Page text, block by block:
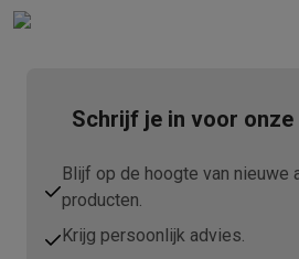
Schrijf je in voor
Blijf op de hoogte van nieuwe
producten.
Krijg persoonlijk advies.